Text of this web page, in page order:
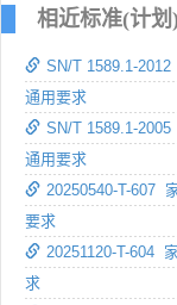
相近标准(计划)
SN/T 1589.1-2012
通用要求
SN/T 1589.1-2005
通用要求
20250540-T-607
要求
20251120-T-604
求